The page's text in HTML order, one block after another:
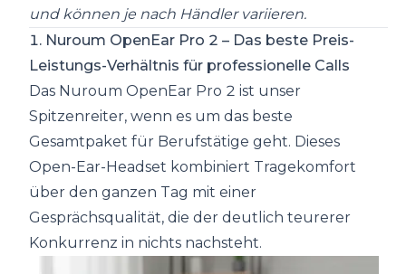
und können je nach Händler variieren.
1. Nuroum OpenEar Pro 2 – Das beste Preis-
Leistungs-Verhältnis für professionelle Calls
Das Nuroum OpenEar Pro 2 ist unser
Spitzenreiter, wenn es um das beste
Gesamtpaket für Berufstätige geht. Dieses
Open-Ear-Headset kombiniert Tragekomfort
über den ganzen Tag mit einer
Gesprächsqualität, die der deutlich teurerer
Konkurrenz in nichts nachsteht.